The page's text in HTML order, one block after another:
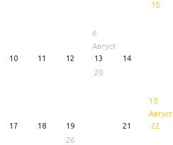
6
Август
10 11 12 13 14
15
15
Август
17 18 19
20
21 22
26